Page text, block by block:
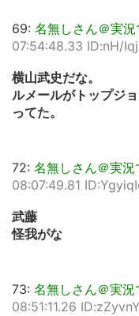
69: 名無しさん＠実況
07:54:48.33 ID:nH/
横山武史だな。
ルメールがトップジ
ってた。
72: 名無しさん＠実況
08:07:49.81
武藤
怪我がな
73: 名無しさん＠実況
08:51:11.26